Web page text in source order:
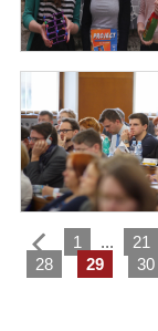
1 ... 21
28
29 30